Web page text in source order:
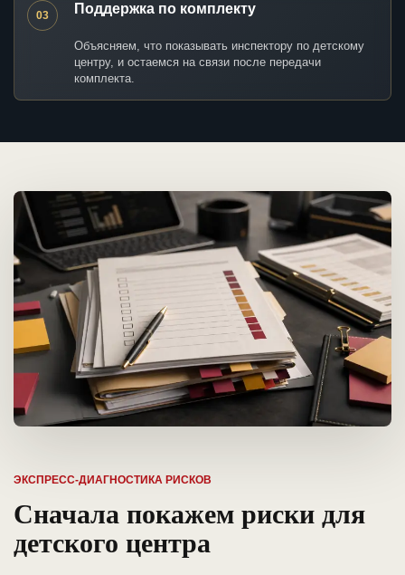
03 Поддержка по комплекту
Объясняем, что показывать инспектору по детскому
центру, и остаемся на связи после передачи
комплекта.
ЭКСПРЕСС-ДИАГНОСТИКА РИСКОВ
Сначала покажем риски для
детского центра